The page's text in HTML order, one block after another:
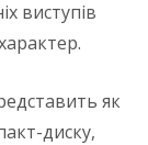
виступів
як
диску,